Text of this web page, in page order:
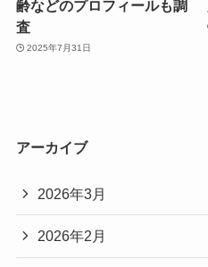
齢などのプロフィールも調
査
2025年7月31日
アーカイブ
2026年3月
2026年2月